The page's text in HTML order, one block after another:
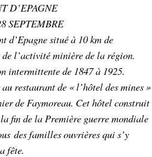
D’EPAGNE
SEPTEMBRE
d’Epagne situé à 10 km de
de l’activité minière de la région.
intermittente de 1847 à 1925.
restaurant de « l’hôtel des mines »
de Faymoreau. Cet hôtel construit
fin de la Première guerre mondiale
des familles ouvrières qui s’y
fête.